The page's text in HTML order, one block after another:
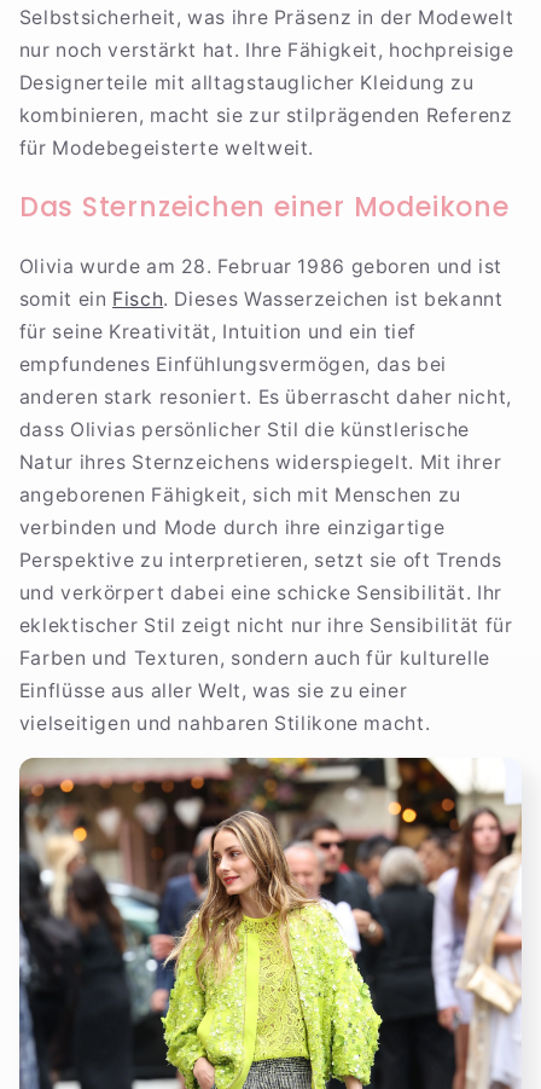
Selbstsicherheit, was ihre Präsenz in der Modewelt
nur noch verstärkt hat. Ihre Fähigkeit, hochpreisige
Designerteile mit alltagstauglicher Kleidung zu
kombinieren, macht sie zur stilprägenden Referenz
für Modebegeisterte weltweit.
Das Sternzeichen einer Modeikone
Olivia wurde am 28. Februar 1986 geboren und ist
somit ein Fisch. Dieses Wasserzeichen ist bekannt
für seine Kreativität, Intuition und ein tief
empfundenes Einfühlungsvermögen, das bei
anderen stark resoniert. Es überrascht daher nicht,
dass Olivias persönlicher Stil die künstlerische
Natur ihres Sternzeichens widerspiegelt. Mit ihrer
angeborenen Fähigkeit, sich mit Menschen zu
verbinden und Mode durch ihre einzigartige
Perspektive zu interpretieren, setzt sie oft Trends
und verkörpert dabei eine schicke Sensibilität. Ihr
eklektischer Stil zeigt nicht nur ihre Sensibilität für
Farben und Texturen, sondern auch für kulturelle
Einflüsse aus aller Welt, was sie zu einer
vielseitigen und nahbaren Stilikone macht.